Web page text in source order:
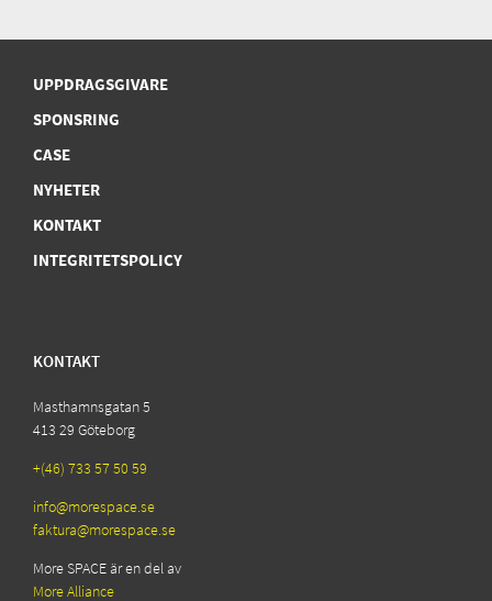
UPPDRAGSGIVARE
SPONSRING
CASE
NYHETER
KONTAKT
INTEGRITETSPOLICY
KONTAKT
Masthamnsgatan 5
413 29 Göteborg
+(46) 733 57 50 59
info@morespace.se
faktura@morespace.se
More SPACE är en del av
More Alliance